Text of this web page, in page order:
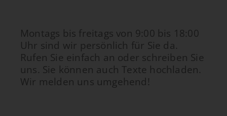
Montags bis freitags von 9:00 bis 18:00
Uhr sind wir persönlich für Sie da.
Rufen Sie einfach an oder schreiben Sie
uns. Sie können auch Texte hochladen.
Wir melden uns umgehend!